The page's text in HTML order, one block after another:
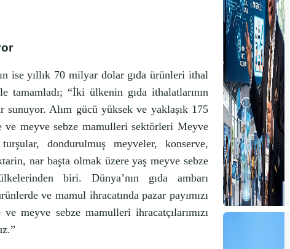
ise yıllık 70 milyar dolar gıda ürünleri ithal
“İki ülkenin gıda ithalatlarının
sunuyor. Alım gücü yüksek ve yaklaşık 175
meyve sebze mamulleri sektörleri Meyve
dondurulmuş meyveler, konserve,
nar başta olmak üzere yaş meyve sebze
biri. Dünya’nın gıda ambarı
ve mamul ihracatında pazar payımızı
meyve sebze mamulleri ihracatçılarımızı